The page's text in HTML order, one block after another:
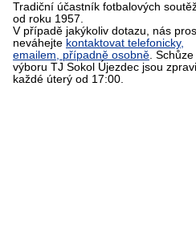
Tradiční účastník fotbalových
od roku 1957.
V případě jakýkoliv dotazu, nás
neváhejte kontaktovat telefonicky,
emailem, případně osobně. Schůze
výboru TJ Sokol Újezdec jsou
každé úterý od 17:00.